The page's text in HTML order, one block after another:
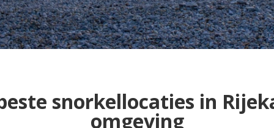
snorkellocaties in
omgeving